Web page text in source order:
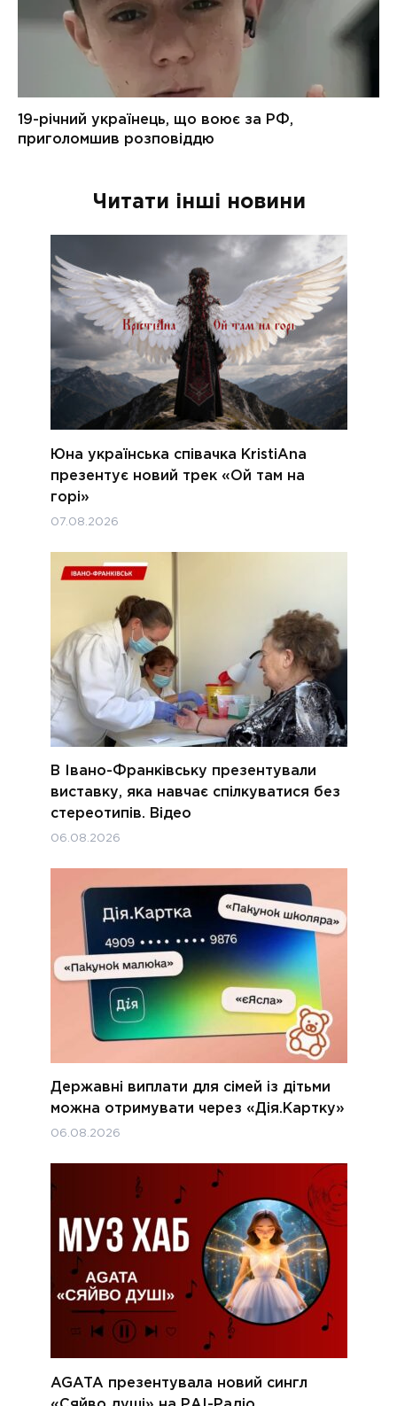
Читати інші новини
Юна українська співачка KristiAna
презентує новий трек «Ой там на
горі»
07.08.2026
В Івано-Франківську презентували
виставку, яка навчає спілкуватися без
стереотипів. Відео
06.08.2026
Державні виплати для сімей із дітьми
можна отримувати через «Дія.Картку»
06.08.2026
AGATA презентувала новий сингл